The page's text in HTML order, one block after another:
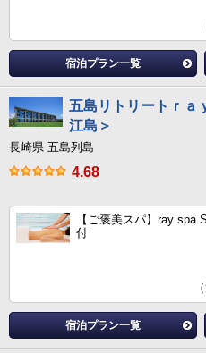
宿泊プラン一覧
五島リトリートｒ
江島＞
長崎県 五島列島
4.68
【ご褒美スパ】ray spa
付
宿泊プラン一覧